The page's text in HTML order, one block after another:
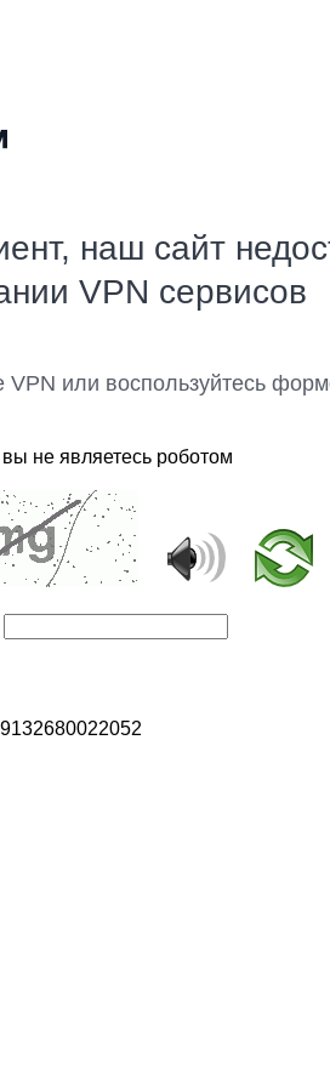
наш сайт
VPN сервисов
VPN или воспользуйтесь
не являетесь роботом